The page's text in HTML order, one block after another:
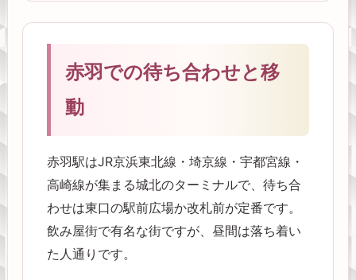
赤羽での待ち合わせと移
動
赤羽駅はJR京浜東北線・埼京線・宇都宮線・
高崎線が集まる城北のターミナルで、待ち合
わせは東口の駅前広場か改札前が定番です。
飲み屋街で有名な街ですが、昼間は落ち着い
た人通りです。